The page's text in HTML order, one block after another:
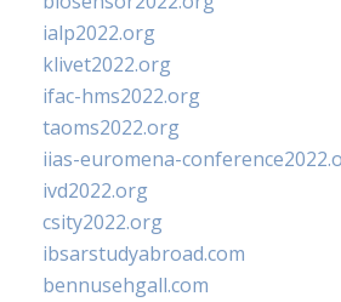
ialp2022.org
klivet2022.org
ifac-hms2022.org
taoms2022.org
iias-euromena-
ivd2022.org
csity2022.org
ibsarstudyabroad.com
bennusehgall.com